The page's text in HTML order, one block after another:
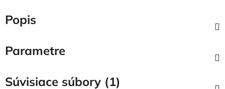
Popis
Parametre
Súvisiace súbory (1)